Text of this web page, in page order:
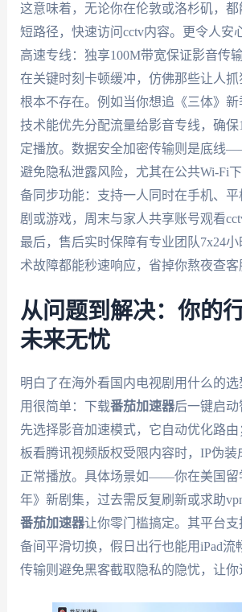
这意味着，无论你在伦敦或洛杉矶，
短路径，快速访问cctv内容。更令人安
高速专线：独享100M带宽保证影音传
在关键时刻卡顿缓冲，仿佛那些让人
根本不存在。例如当你想追《三体》
技术能优先分配流量给影音专线，确保
定播放。数据安全加密传输则是底线
避免隐私泄露风险，尤其在公共Wi-Fi
备同步功能：支持一人同时在手机、
剧或游戏，周末与家人共享账号观看
最后，售后实时保障有专业团队7x24
术故障都能秒速响应，省掉你熬夜查客
从问题到解决：你的
未来无忧
明白了在海外看国内电视剧用什么的
用很简单：下载番茄加速器后一键启动
先选择影音加速模式，它自动优化路
板看腾讯视频版权受限内容时，IP伪装
正常播放。具体场景如——你在美国留
年》新剧集，过去需反复刷新或求助
番茄加速器让你零门槛搞定。其平台
备间平滑切换，假日出行也能用iPad流
传输则避免黑客截取隐私的隐忧，让你